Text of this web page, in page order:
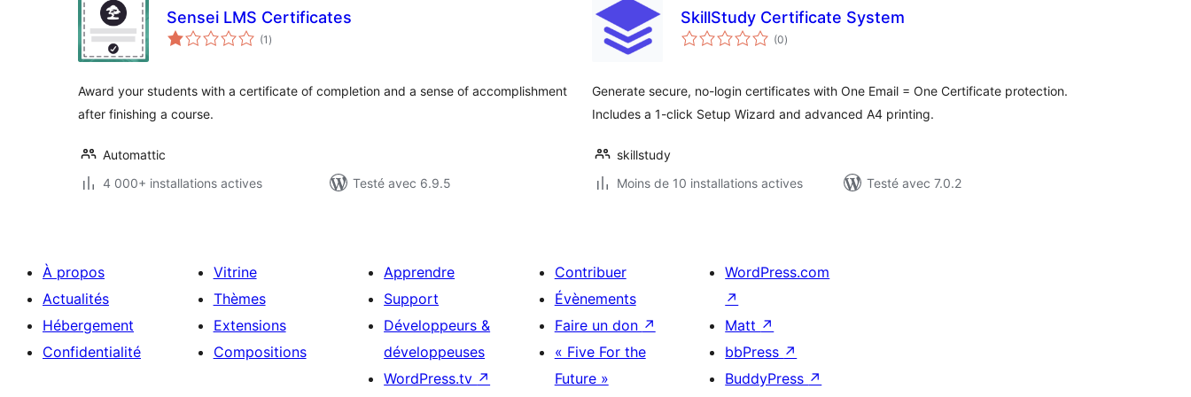
Sensei LMS Certificates
(1 notes
en
)
Award your students with a certificate of completion and a sense of accomplishment
after finishing a course.
Automattic
4 000+ installations actives
Testé avec 6.9.5
SkillStudy Certificate System
(0notes
en
)
Generate secure, no-login certificates with One Email = One Certificate protection.
Includes a 1-click Setup Wizard and advanced A4 printing.
skillstudy
Moins de 10 installations actives
Testé avec 7.0.2
À propos
Actualités
Hébergement
Confidentialité
Vitrine
Thèmes
Extensions
Compositions
Apprendre
Support
Développeurs &
développeuses
WordPress.tv ↗
Contribuer
Évènements
Faire un don ↗
« Five For the
Future »
WordPress.com
↗
Matt ↗
bbPress ↗
BuddyPress ↗